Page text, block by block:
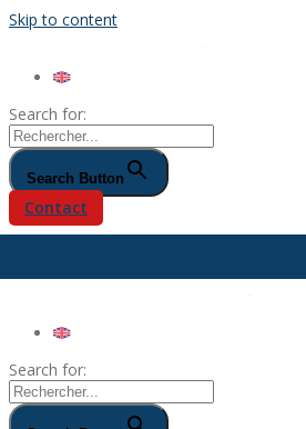
Skip to content
Search for:
Search Button
Contact
Search for: